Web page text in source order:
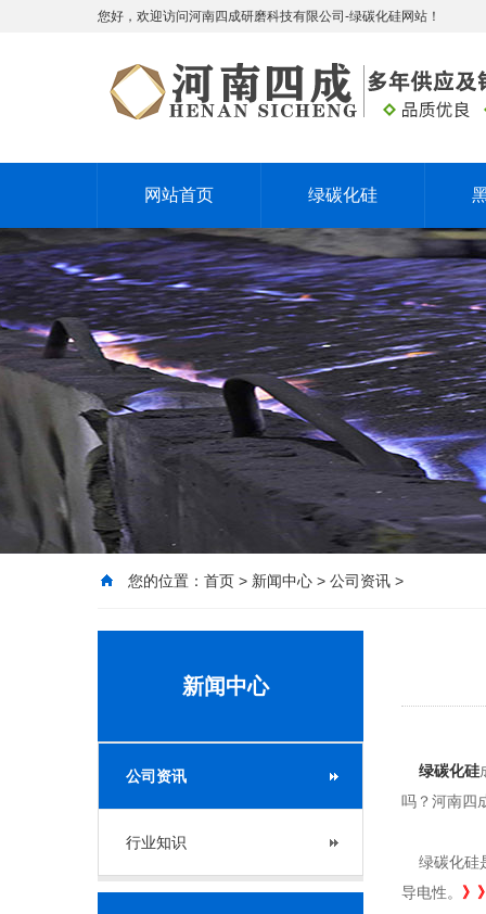
您好，欢迎访问河南四成研磨科技有限公司-绿碳化硅网站！
网站首页 绿碳化硅
您的位置： 首页 > 新闻中心 > 公司资讯 >
新闻中心
公司资讯
行业知识
绿碳化硅
吗？河南四
绿碳化硅
导电性。 》